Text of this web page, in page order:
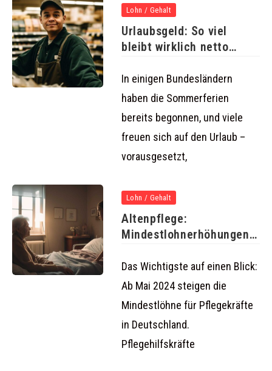
Lohn / Gehalt
Urlaubsgeld: So viel
bleibt wirklich netto
In einigen Bundesländern
haben die Sommerferien
bereits begonnen, und viele
freuen sich auf den Urlaub –
vorausgesetzt,
Lohn / Gehalt
Altenpflege:
Mindestlohnerhöhungen
Das Wichtigste auf einen Blick:
Ab Mai 2024 steigen die
Mindestlöhne für Pflegekräfte
in Deutschland.
Pflegehilfskräfte